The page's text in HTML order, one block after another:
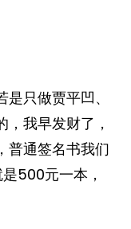
只做贾平凹、
我早发财了，
普通签名书我们
500元一本，